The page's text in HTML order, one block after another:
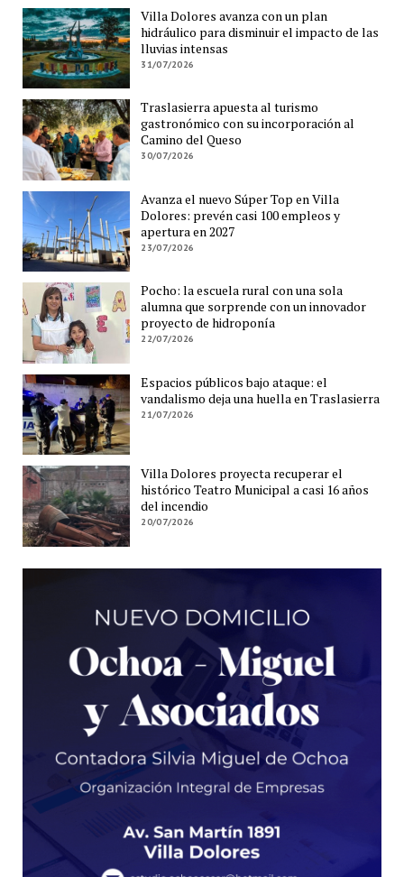
Villa Dolores avanza con un plan
hidráulico para disminuir el impacto de las
lluvias intensas
31/07/2026
Traslasierra apuesta al turismo
gastronómico con su incorporación al
Camino del Queso
30/07/2026
Avanza el nuevo Súper Top en Villa
Dolores: prevén casi 100 empleos y
apertura en 2027
23/07/2026
Pocho: la escuela rural con una sola
alumna que sorprende con un innovador
proyecto de hidroponía
22/07/2026
Espacios públicos bajo ataque: el
vandalismo deja una huella en Traslasierra
21/07/2026
Villa Dolores proyecta recuperar el
histórico Teatro Municipal a casi 16 años
del incendio
20/07/2026